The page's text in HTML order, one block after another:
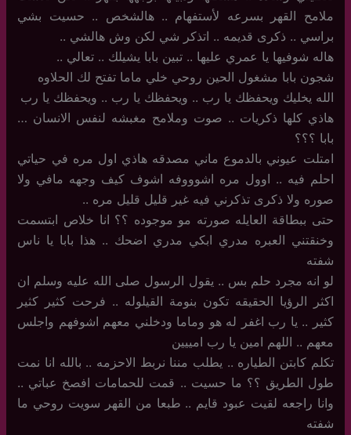
ملامح القهر بسرعه لأستفهام .. هالشخص .. حسيت بشي
براسي .. ذكرى قديمه .. اتذكر شي لكن وش هالشي ..
هاله شوفيها يا عمري عليها .. تبين بابا يشيلك .. تعالي ..
شجون بابا مشغول الحين روحي خلي ماما تفتح لك الحلاوه
الله يخليك ويحفظك يا رب .. ويحفظك يا رب .. ويحفظك يا رب
هاذي كلها ذكريات .. صوت وملامح مغبشه لنفس الانسان …
بابا ؟؟؟
امتلت عيوني بالدموع ماني مصدقه هاذي اول مره في حياتي
احلم فيه .. اوول مره اشوووفه اشوف كيف وجهه مافي ولا
صوره ولا ذكرى تذكرني فيه غير قليل قليل مره ..
حتى ببطاقة العايله صورته مو موجوده ؟؟ انا خلاص ابتسمت
وخنقتني العبره مدري ابكي مدري اضحك .. هذا بابا يا ناس
شفته
لو انه مجرد حلم بس .. يقول الرسول صلى الله عليه وسلم ان
اكثر الرؤيا الحقيقه تكون بنومة القيلوله .. فرحت كثير كثير
كثير .. يا رب اغفر له هو وماما ودخلني معهم اشوفهم واجلس
معهم .. اللهم امين يا رب امييين
تكلم كابتن الطياره .. يطلب مننا نربط الاحزمه .. بالله انا نمت
طول الطريق ؟؟ ما حسيت .. قمت للحمامات افصخ عباتي ..
وانا راجعه لقيت عبود قايم .. طبعا من القهر سويت روحي ما
شفته